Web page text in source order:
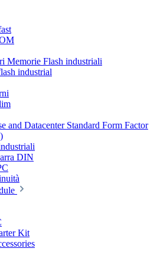
Memorie Flash industriali
industrial
and Datacenter Standard Form Factor
DIN
Kit